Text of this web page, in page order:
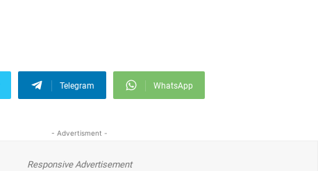
Telegram WhatsApp
- Advertisment -
Responsive Advertisement